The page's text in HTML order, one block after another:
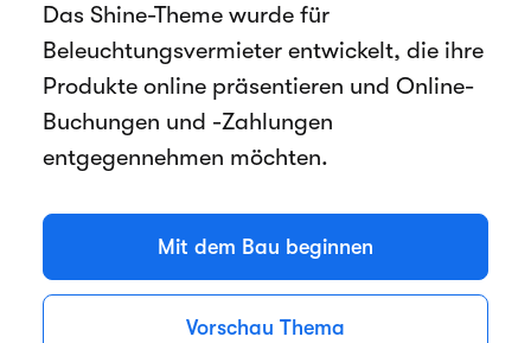
Das Shine-Theme wurde für
Beleuchtungsvermieter entwickelt, die ihre
Produkte online präsentieren und Online-
Buchungen und -Zahlungen
entgegennehmen möchten.
Mit dem Bau beginnen
Vorschau Thema